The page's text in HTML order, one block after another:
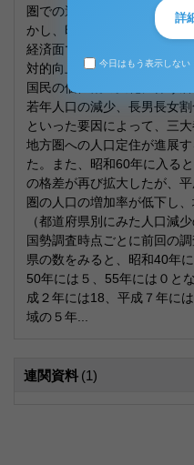
圏での過密現象と地方圏で
かし、昭和50年代においては
経済面での地域間格差の縮
対的向上
国民の価値観の変化に伴う居
若年人口の減少、長男長女
といった要因によって、三
地方圏への人口定住が進展
た。また、昭和60年に入る
の格差が再び拡大したが、
圏の人口の増加率が低下し
（都道府県別にみた人口減少
国勢調査時点ごとに前回の
県の数をみると、昭和40年
50年には５、55年には０と
成２年には18、平成７年に
域の５年...
連関資料 (1)
詳
今日はもう表示しない